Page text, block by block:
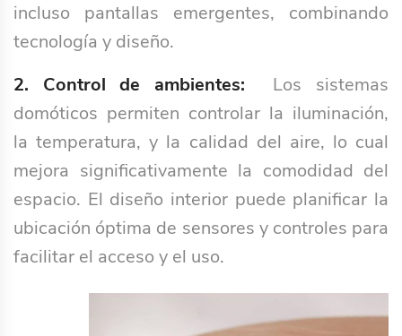
incluso pantallas emergentes, combinando
tecnología y diseño.
2.
Control de ambientes: Los sistemas
domóticos permiten controlar la iluminación,
la temperatura, y la calidad del aire, lo cual
mejora significativamente la comodidad del
espacio. El diseño interior puede planificar la
ubicación óptima de sensores y controles para
facilitar el acceso y el uso.